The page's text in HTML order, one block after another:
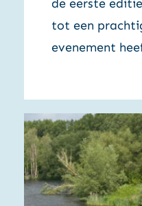
de eerste
tot een
evenement